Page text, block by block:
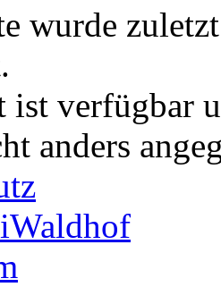
wurde
ist verfügbar
anders